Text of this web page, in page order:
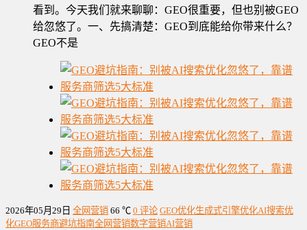
看到。今天我们就来聊聊：GEO很重要，但也别被GEO
给忽悠了。一、先搞清楚：GEO到底能给你带来什么？
GEO不是
2026年05月29日 全网营销 66 ℃ 0 评论 GEO优化生成式引擎优化AI搜索优
化GEO服务商避坑指南全网营销数字营销AI营销